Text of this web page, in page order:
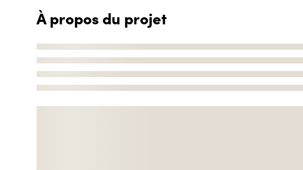
À propos du projet